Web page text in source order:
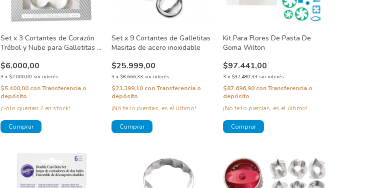
Set x 3 Cortantes de Corazón
Trébol y Nube para Galletitas y
$6.000,00
3 x $2.000,00 sin interés
$5.400,00 con Transferencia o
depósito
¡Solo quedan 2en stock!
Set x 9 Cortantes de Galletitas
Masitas de acero inoxidable
$25.999,00
3 x $8.666,33 sin interés
$23.399,10 conTransferencia o
depósito
¡No te lo pierdas, es el último!
Kit Para Flores De Pasta De
Goma Wilton
$97.441,00
3 x $32.480,33 sin interés
$87.696,90 con Transferencia o
depósito
¡No te lo pierdas, es el último!